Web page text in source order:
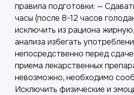
правила подготовки: —
часы (после 8-12 часов
исключить из рациона
анализа избегать
непосредственно перед
приема лекарственных
невозможно, необходимо
Исключить физические и